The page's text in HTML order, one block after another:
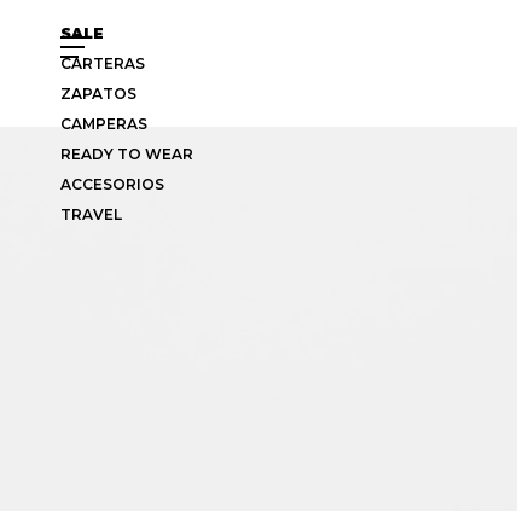
SALE
CARTERAS
ZAPATOS
CAMPERAS
READY TO WEAR
ACCESORIOS
TRAVEL